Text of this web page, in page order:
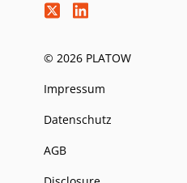
© 2026 PLATOW
Impressum
Datenschutz
AGB